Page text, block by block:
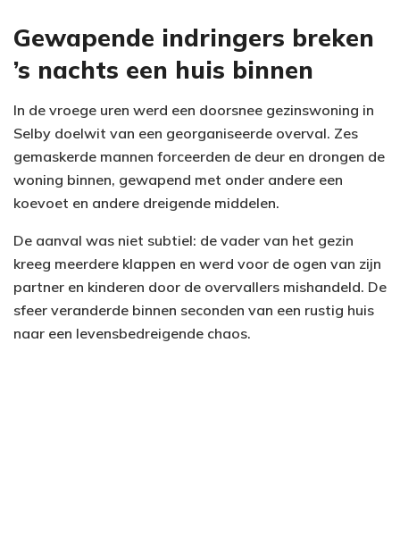
Gewapende indringers breken
’s nachts een huis binnen
In de vroege uren werd een doorsnee gezinswoning in
Selby doelwit van een georganiseerde overval. Zes
gemaskerde mannen forceerden de deur en drongen de
woning binnen, gewapend met onder andere een
koevoet en andere dreigende middelen.
De aanval was niet subtiel: de vader van het gezin
kreeg meerdere klappen en werd voor de ogen van zijn
partner en kinderen door de overvallers mishandeld. De
sfeer veranderde binnen seconden van een rustig huis
naar een levensbedreigende chaos.